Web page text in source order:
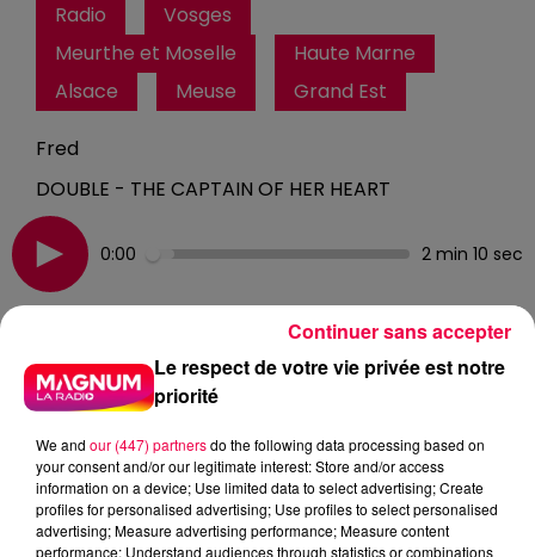
Radio
Vosges
Meurthe et Moselle
Haute Marne
Alsace
Meuse Grand Est
Fred
DOUBLE - THE CAPTAIN OF HER HEART
0:00 2 min 10 sec
15 mai 2026 - 2 min 10 sec
UN JOUR UNE CHANSON #760
Il y a des chansons qui cartonnent le temps d'un été —
et dont personne ne sait jamais d'où elles viennent.
"The Captain of Her Heart" est de celles-là.
Le respect de votre vie privée est notre
priorité
We and our (447) partnersdo the following data processing based on
your consent and/or our legitimate interest: Store and/or access
information on a device; Use limited data to select advertising; Create
profiles for personalised advertising; Use profiles to select personalised
advertising; Measure advertising performance; Measure content
performance; Understand audiences through statistics or combinations
Continuer sans accepter